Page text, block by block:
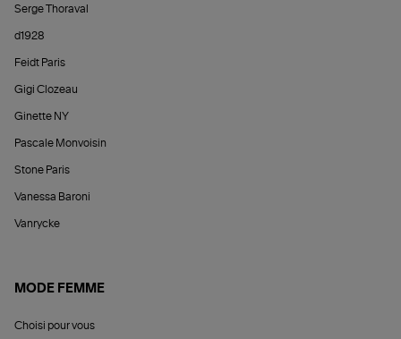
Serge Thoraval
d1928
Feidt Paris
Gigi Clozeau
Ginette NY
Pascale Monvoisin
Stone Paris
Vanessa Baroni
Vanrycke
MODE FEMME
Choisi pour vous